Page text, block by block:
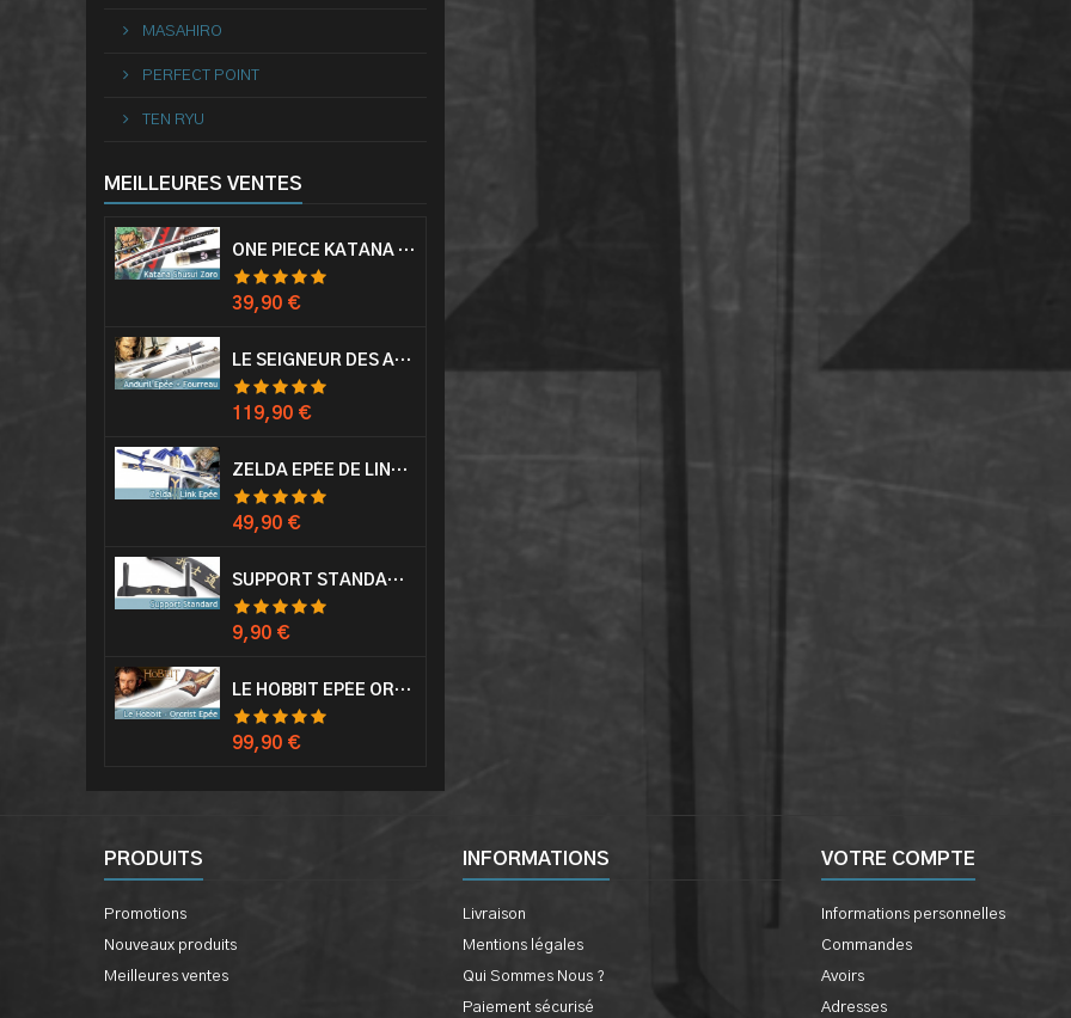
MASAHIRO
PERFECT POINT
TEN RYU
MEILLEURES VENTES
ONE PIECE KATANA ZORO RORONOA SHUSUI EPÉE SABRE ACIER
Prix
39,90 €
LE SEIGNEUR DES ANNEAUX EPÉE ANDURIL ARAGORN
Prix
119,90 €
ZELDA EPÉE DE LINK AVEC FOURREAU MASTER SWORD EPEE
Prix
49,90 €
SUPPORT STANDARD KATANA EPÉE
Prix
9,90 €
LE HOBBIT EPÉE ORCRIST EPÉE DE THORIN SABRE + PLAQUE MURALE EN BOIS
Prix
99,90 €
PRODUITS
Promotions
Nouveaux produits
Meilleures ventes
INFORMATIONS
Livraison
Mentions légales
Qui Sommes Nous ?
Paiement sécurisé
VOTRE COMPTE
Informations personnelles
Commandes
Avoirs
Adresses